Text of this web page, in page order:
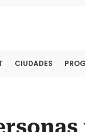
CIUDADES